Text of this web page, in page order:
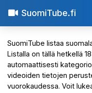
SuomiTube.fi
SuomiTube listaa
Listalla on tällä hetkellä
automaattisesti
videoiden tietojen
vuorokaudessa. Voit